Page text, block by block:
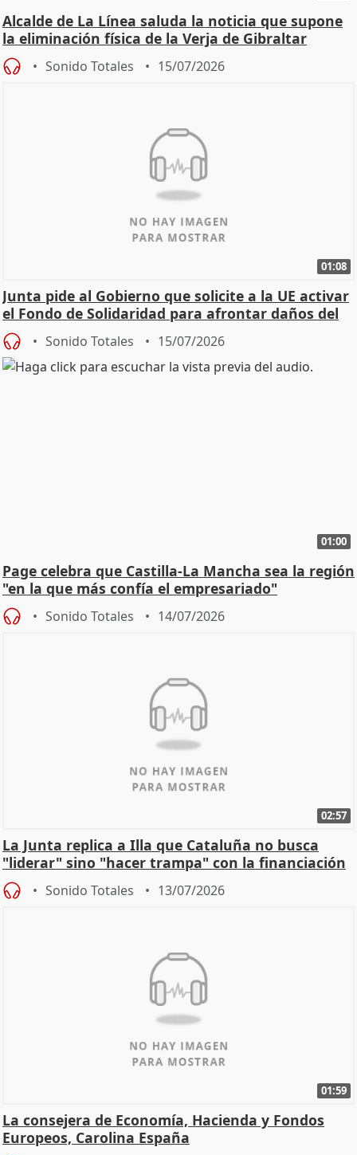
Alcalde de La Línea saluda la noticia que supone
la eliminación física de la Verja de Gibraltar
Sonido Totales 15/07/2026
01:08
Junta pide al Gobierno que solicite a la UE activar
el Fondo de Solidaridad para afrontar daños del
Sonido Totales 15/07/2026
01:00
Page celebra que Castilla-La Mancha sea la región
"en la que más confía el empresariado"
Sonido Totales 14/07/2026
02:57
La Junta replica a Illa que Cataluña no busca
"liderar" sino "hacer trampa" con la financiación
Sonido Totales 13/07/2026
01:59
La consejera de Economía, Hacienda y Fondos
Europeos, Carolina España